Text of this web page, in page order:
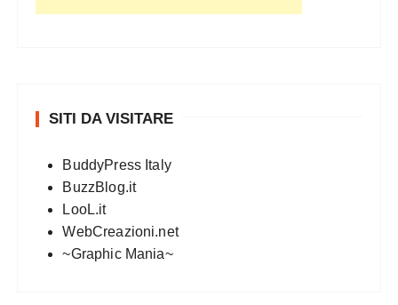
SITI DA VISITARE
BuddyPress Italy
BuzzBlog.it
LooL.it
WebCreazioni.net
~Graphic Mania~